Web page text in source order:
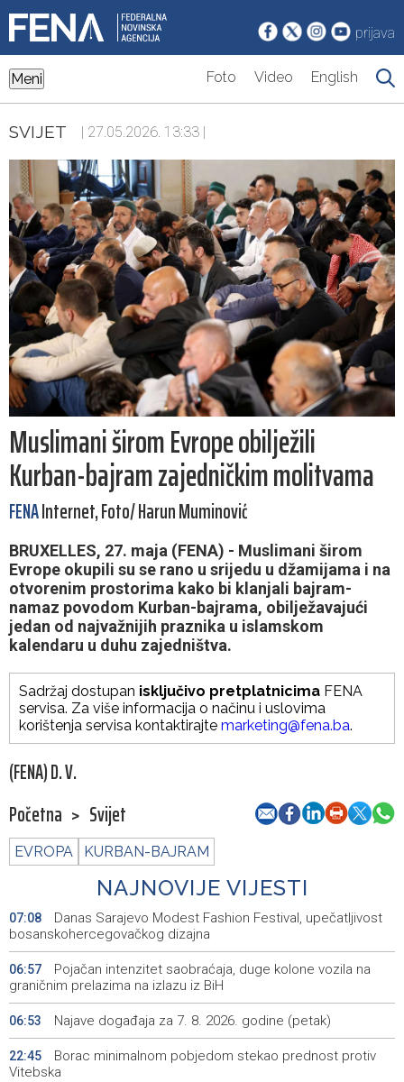
prijava
Meni Foto Video English
SVIJET | 27.05.2026. 13:33 |
Muslimani širom Evrope obilježili
Kurban-bajram zajedničkim molitvama
FENAInternet, Foto/ Harun Muminović
BRUXELLES, 27. maja (FENA) - Muslimani širom
Evrope okupili su se rano u srijedu u džamijama i na
otvorenim prostorima kako bi klanjali bajram-
namaz povodom Kurban-bajrama, obilježavajući
jedan od najvažnijih praznika u islamskom
kalendaru u duhu zajedništva.
Sadržaj dostupan isključivo pretplatnicima FENA
servisa. Za više informacija o načinu i uslovima
korištenja servisa kontaktirajte marketing@fena.ba.
(FENA) D. V.
Početna > Svijet
EVROPA KURBAN-BAJRAM
NAJNOVIJE VIJESTI
07:08
Danas Sarajevo Modest Fashion Festival, upečatljivost
bosanskohercegovačkog dizajna
06:57
Pojačan intenzitet saobraćaja, duge kolone vozila na
graničnim prelazima na izlazu iz BiH
06:53 Najave događaja za 7. 8. 2026. godine (petak)
22:45
Borac minimalnom pobjedom stekao prednost protiv
Vitebska